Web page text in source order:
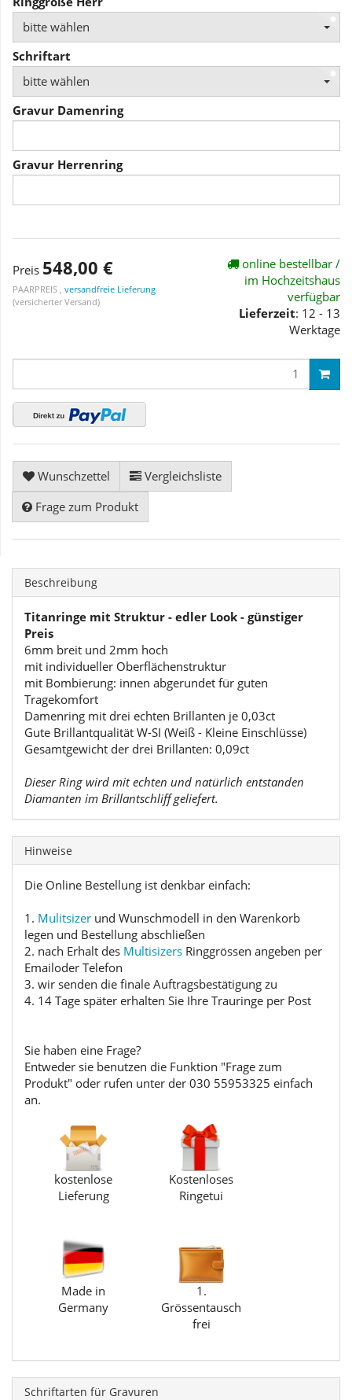
bitte wählen
Schriftart
bitte wählen
Gravur Damenring
Gravur Herrenring
Preis 548,00 €
PAARPREIS , versandfreie Lieferung
(versicherter Versand)
online bestellbar /
im Hochzeitshaus
verfügbar
Lieferzeit: 12 - 13
Werktage
Wunschzettel
Vergleichsliste
Frage zum Produkt
Beschreibung
Titanringe mit Struktur - edler Look - günstiger
Preis
6mm breit und 2mm hoch
mit individueller Oberflächenstruktur
mit Bombierung: innen abgerundet für guten
Tragekomfort
Damenring mit drei echten Brillanten je 0,03ct
Gute Brillantqualität W-SI (Weiß - Kleine Einschlüsse)
Gesamtgewicht der drei Brillanten: 0,09ct
Dieser Ring wird mit echten und natürlich entstanden
Diamanten im Brillantschliff geliefert.
Hinweise
Die Online Bestellung ist denkbar einfach:
1. Mulitsizer und Wunschmodell in den Warenkorb
legen und Bestellung abschließen
2. nach Erhalt des Multisizers Ringgrössen angeben per
Emailoder Telefon
3. wir senden die finale Auftragsbestätigung zu
4. 14 Tage später erhalten Sie Ihre Trauringe per Post
Sie haben eine Frage?
Entweder sie benutzen die Funktion "Frage zum
Produkt" oder rufen unter der 030 55953325 einfach
an.
kostenlose
Lieferung
Kostenloses
Ringetui
Made in
Germany
1.
Grössentausch
frei
Schriftarten für Gravuren